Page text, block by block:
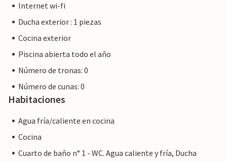
Internet wi-fi
Ducha exterior : 1 piezas
Cocina exterior
Piscina abierta todo el año
Número de tronas: 0
Número de cunas: 0
Habitaciones
Agua fría/caliente en cocina
Cocina
Cuarto de baño n° 1 - WC. Agua caliente y fría, Ducha